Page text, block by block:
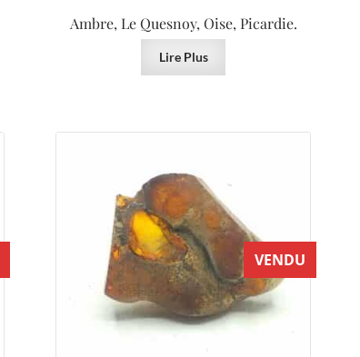
Ambre, Le Quesnoy, Oise, Picardie.
Lire Plus
VENDU